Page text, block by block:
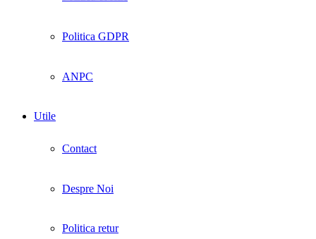
Politica GDPR
ANPC
Utile
Contact
Despre Noi
Politica retur